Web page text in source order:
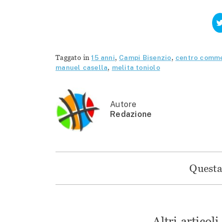
Taggato in15 anni, Campi Bisenzio, centro
manuel casella, melita toniolo
Autore
Redazione